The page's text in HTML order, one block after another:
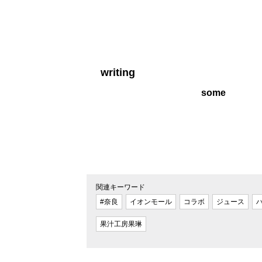
writing
some
関連キーワード
#奈良
イオンモール コラボ ジュース
果汁工房果琳